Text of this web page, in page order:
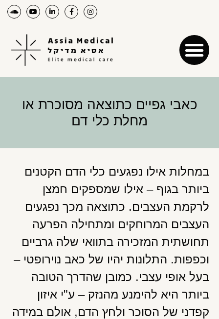
כאבי גפיים כתוצאה מסוכרת או
מחלת כלי דם
במחלות אילו נפגעים כלי הדם הקטנים
ביותר בגוף – אילו שמספקים חמצן
לרקמת העצבים. כתוצאה מכך נפגעים
העצבים המרוחקים ומתחילה הפרעה
תחושתית המזכירה בתוואי שלה גרביים
וכפפות. התלונות יהיו של כאב נוירופטי –
בעל אופי עצבי. כמובן שהדרך הטובה
ביותר היא להימנע מהנזק – ע"י איזון
קפדני של הסוכר ולחץ הדם, אולם במידה